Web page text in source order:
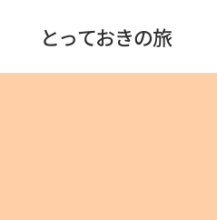
とっておきの旅